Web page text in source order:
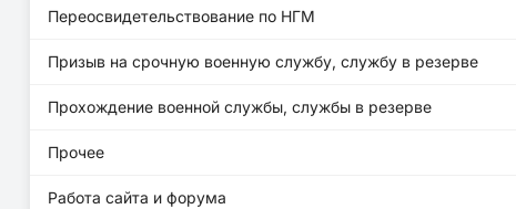
Переосвидетельствование по НГМ
Призыв на срочную военную службу, службу в резерве
Прохождение военной службы, службы в резерве
Прочее
Работа сайта и форума